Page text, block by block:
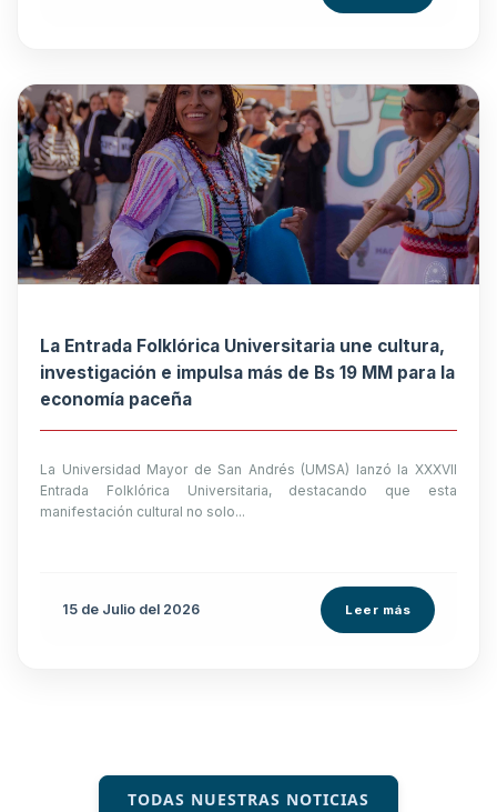
La Entrada Folklórica Universitaria une cultura,
investigación e impulsa más de Bs 19 MM para la
economía paceña
La Universidad Mayor de San Andrés (UMSA) lanzó la XXXVII
Entrada Folklórica Universitaria, destacando que esta
manifestación cultural no solo...
15 de Julio del 2026 Leer más
TODAS NUESTRAS NOTICIAS